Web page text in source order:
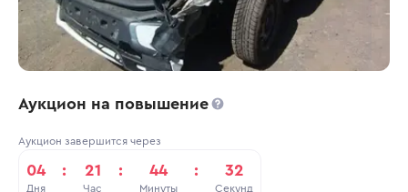
Аукцион на повышение
Аукцион завершится через
04
Дня
: 21
Час
: 44
Минуты
: 32
Секунд